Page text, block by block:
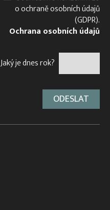
o ochraně osobních údajů
(GDPR).
Ochrana osobních údajů
Jaký je dnes rok?